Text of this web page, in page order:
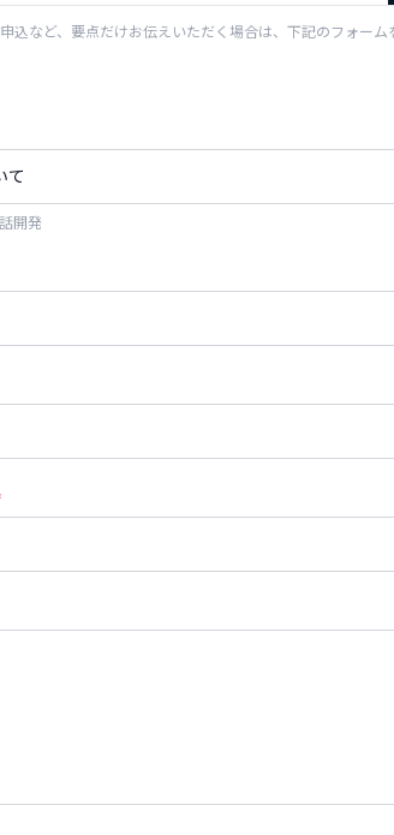
込など、要点だけお伝えいただく場合は、下記のフォーム
開発